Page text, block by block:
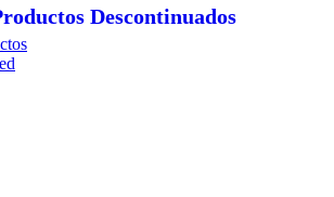
Descontinuados